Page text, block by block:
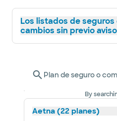
Los listados de
cambios sin previo
Plan de seguro o
By
Aetna (22 planes)